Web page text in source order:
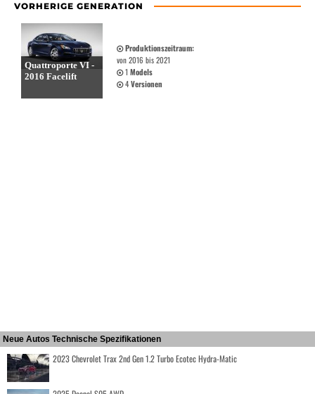
VORHERIGE GENERATION
Quattroporte VI -
2016 Facelift
Produktionszeitraum:
von 2016 bis 2021
1 Models
4Versionen
Neue Autos Technische Spezifikationen
2023 Chevrolet Trax 2nd Gen 1.2 Turbo Ecotec Hydra-Matic